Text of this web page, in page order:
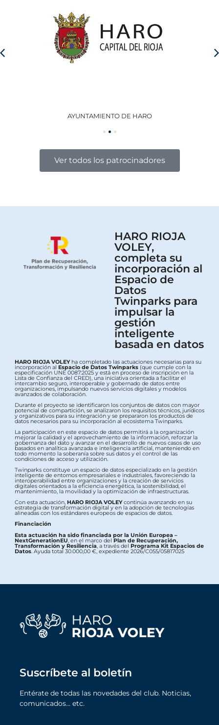
AYUNTAMIENTO DE HARO
Ver todos los patrocinadores
HARO RIOJA
VOLEY,
completa su
incorporación al
Espacio de
Datos
Twinparks para
impulsar la
gestión
inteligente
basada en datos
HARO RIOJA VOLEYha completado las actuaciones necesarias para su
incorporación al Espacio de Datos Twinparks (que cumple con la
especificación UNE 0087:2025 y está en proceso de inscripción en la
Lista de Confianza del CRED), una iniciativa orientada a facilitar el
intercambio seguro, interoperable y gobernado de datos entre
organizaciones, impulsando nuevos servicios digitales y modelos
avanzados de colaboración.
Durante el proyecto se identificaron los conjuntos de datos con mayor
potencial de compartición, se analizaron los requisitos técnicos, jurídicos
y organizativos para su integración y se prepararon los productos de
datos necesarios para su incorporación al ecosistema Twinparks.
La participación en este espacio de datos permitirá a la organización
mejorar la calidad y el aprovechamiento de la información, reforzar la
gobernanza del dato y avanzar en el desarrollo de nuevos casos de uso
basados en analítica avanzada e inteligencia artificial, manteniendo en
todo momento la soberanía sobre sus datos y el control de las
condiciones de acceso y utilización.
Twinparks constituye un espacio de datos especializado en la gestión
inteligente de entornos empresariales e industriales, favoreciendo la
interoperabilidad entre organizaciones y la creación de servicios
digitales orientados a la eficiencia energética, la sostenibilidad, el
mantenimiento, la movilidad y la optimización de infraestructuras.
Con esta actuación, HARO RIOJA VOLEYcontinúa avanzando en su
estrategia de transformación digital y en la adopción de tecnologías
alineadas con los estándares europeos de espacios de datos.
Financiación
Esta actuación ha sido financiada por la Unión Europea –
NextGenerationEU , en el marco delPlan de Recuperación,
Transformación y Resiliencia , a través del Programa Kit Espacios de
Datos . Ayuda total 30.000,00 €, expediente 2026/C055/05817025
Suscríbete al boletín
Entérate de todas las novedades del club. Noticias,
comunicados… etc.